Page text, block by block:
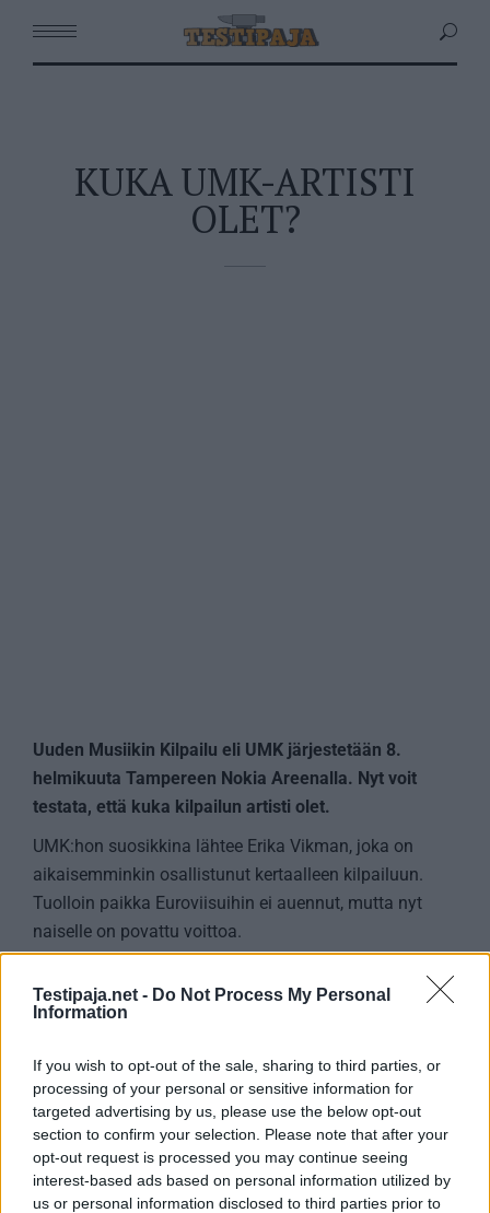
Testipaja.net - Do Not Process My Personal
Information
If you wish to opt-out of the sale, sharing to third parties, or
processing of your personal or sensitive information for
targeted advertising by us, please use the below opt-out
section to confirm your selection. Please note that after your
opt-out request is processed you may continue seeing
interest-based ads based on personal information utilized by
us or personal information disclosed to third parties prior to
KUKA UMK-ARTISTI
OLET?
Uuden Musiikin Kilpailu eli UMK järjestetään 8.
helmikuuta Tampereen Nokia Areenalla. Nyt voit
testata, että kuka kilpailun artisti olet.
UMK:hon suosikkina lähtee Erika Vikman, joka on
aikaisemminkin osallistunut kertaalleen kilpailuun.
Tuolloin paikka Euroviisuihin ei auennut, mutta nyt
naiselle on povattu voittoa.
Yllätyksiä on kuitenkin nähty aikaisemminkin, joten
vasta esitykset näyttävät sen, että kuka artisteista
Euroviisut 2025järjestetään toukokuussa Sveitsissä,
joten UMK:n voittaja lähtee edustamaan Suomea.
Kuka UMK-artisti olet?